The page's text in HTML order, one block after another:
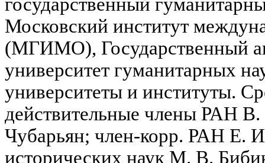
Московский институт
(МГИМО), Государственный
университет гуманитарных
университеты и институты.
действительные члены РАН
Чубарьян; член-корр. РАН Е.
исторических наук М. В.